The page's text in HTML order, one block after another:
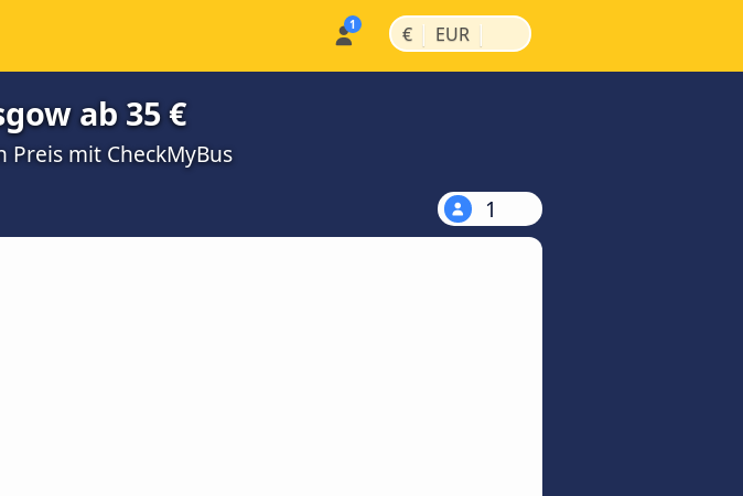
€ | EUR |
ab 35 €
mit CheckMyBus
1